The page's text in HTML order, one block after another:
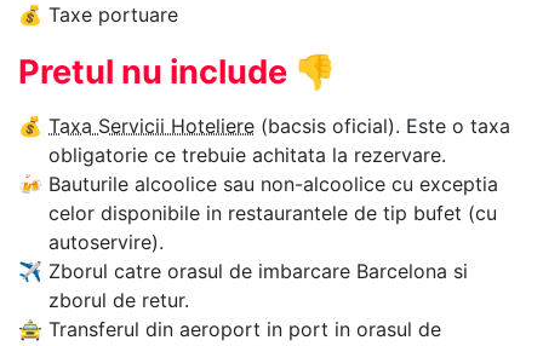
💰 Taxe portuare
Pretul nu include 👎
💰 Taxa Servicii Hoteliere (bacsis oficial). Este o taxa
obligatorie ce trebuie achitata la rezervare.
🍻 Bauturile alcoolice sau non-alcoolice cu exceptia
celor disponibile in restaurantele de tip bufet (cu
autoservire).
✈ Zborul catre orasul de imbarcare Barcelona si
zborul de retur.
🚖 Transferul din aeroport in port in orasul de